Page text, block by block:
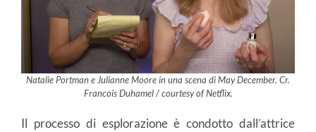
Natalie Portman e Julianne Moore in una scena di May December. Cr.
Francois Duhamel / courtesy of Netflix.
Il processo di esplorazione è condotto dall’attrice